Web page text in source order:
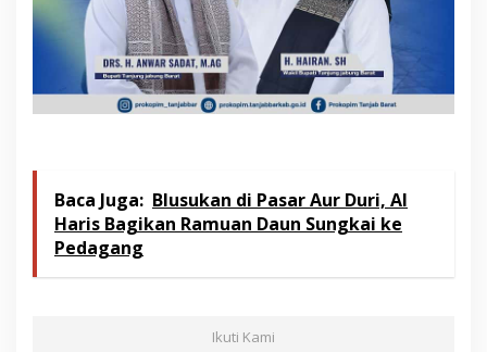
Baca Juga: Blusukan di Pasar Aur Duri, Al
Haris Bagikan Ramuan Daun Sungkai ke
Pedagang
Ikuti Kami